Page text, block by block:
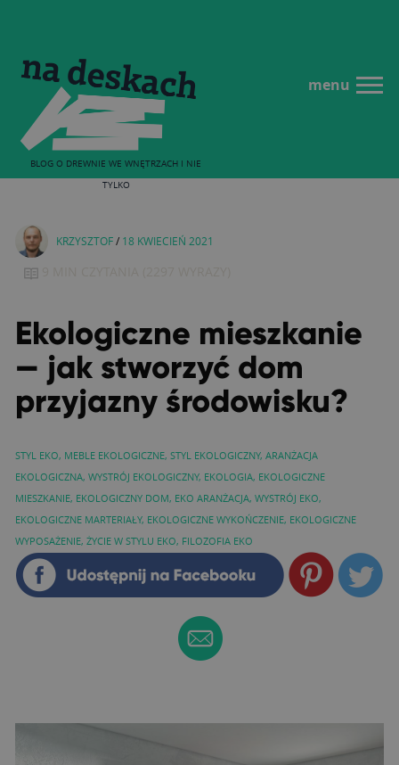
BLOG O DREWNIE WE WNĘTRZACH I NIE
TYLKO
menu
KRZYSZTOF/ 18 KWIECIEŃ 2021
Ekologiczne mieszkanie
— jak stworzyć dom
przyjazny środowisku?
STYL EKO, MEBLE EKOLOGICZNE, STYL EKOLOGICZNY, ARANŻACJA
EKOLOGICZNA, WYSTRÓJ EKOLOGICZNY, EKOLOGIA, EKOLOGICZNE
MIESZKANIE, EKOLOGICZNY DOM, EKO ARANŻACJA, WYSTRÓJ EKO,
EKOLOGICZNE MARTERIAŁY, EKOLOGICZNE WYKOŃCZENIE, EKOLOGICZNE
WYPOSAŻENIE, ŻYCIE W STYLU EKO, FILOZOFIA EKO